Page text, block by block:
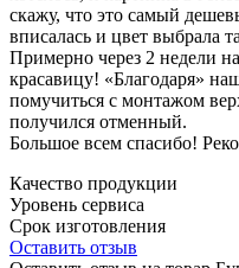
скажу, что это самый
вписалась и цвет выбрала
Примерно через 2 недели
красавицу! «Благодаря»
помучиться с монтажом
получился отменный.
Большое всем спасибо!
Качество продукции
Уровень сервиса
Срок изготовления
Оставить отзыв